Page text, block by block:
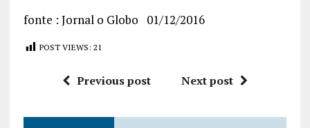
fonte : Jornal o Globo 01/12/2016
POST VIEWS: 21
Previous post Next post